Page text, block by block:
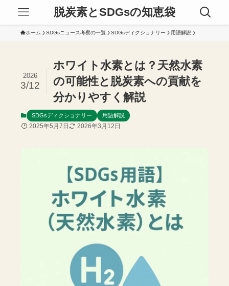
脱炭素とSDGsの知恵袋
ホーム SDGsニュース考察の一覧 SDGsディクショナリー 用語解説
ホワイト水素とは？天然水素
の可能性と脱炭素への貢献を
分かりやすく解説
2026
3/12
SDGsディクショナリー 用語解説
2025年5月7日 2026年3月12日